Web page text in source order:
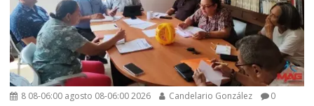
8 08-06:00 agosto 08-06:00 2026 Candelario González 0